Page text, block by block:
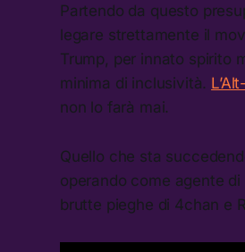
Partendo da questo
legare strettamente il
Trump, per innato spirito
minima di inclusività.
non lo farà mai.
Quello che sta
operando come agente
brutte pieghe di 4chan e